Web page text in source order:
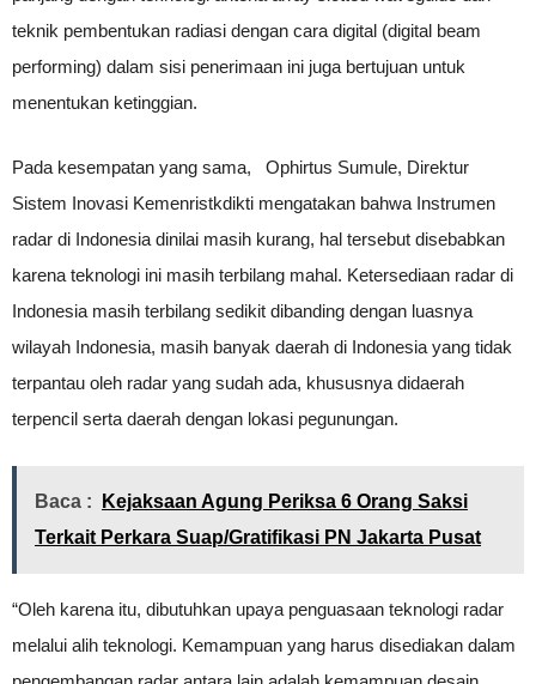
teknik pembentukan radiasi dengan cara digital (digital beam
performing) dalam sisi penerimaan ini juga bertujuan untuk
menentukan ketinggian.
Pada kesempatan yang sama, Ophirtus Sumule, Direktur
Sistem Inovasi Kemenristkdikti mengatakan bahwa Instrumen
radar di Indonesia dinilai masih kurang, hal tersebut disebabkan
karena teknologi ini masih terbilang mahal. Ketersediaan radar di
Indonesia masih terbilang sedikit dibanding dengan luasnya
wilayah Indonesia, masih banyak daerah di Indonesia yang tidak
terpantau oleh radar yang sudah ada, khususnya didaerah
terpencil serta daerah dengan lokasi pegunungan.
Baca :
Kejaksaan Agung Periksa 6 Orang Saksi
Terkait Perkara Suap/Gratifikasi PN Jakarta Pusat
“Oleh karena itu, dibutuhkan upaya penguasaan teknologi radar
melalui alih teknologi. Kemampuan yang harus disediakan dalam